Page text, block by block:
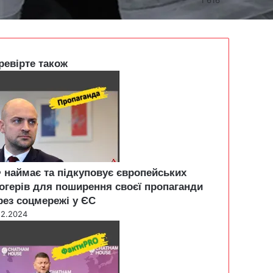
також
та підкуповує європейських
для поширення своєї пропаганди
соцмережі у ЄС